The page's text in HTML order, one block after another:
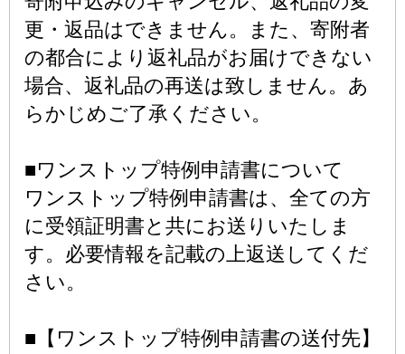
更・返品はできません。また、寄附者
の都合により返礼品がお届けできない
場合、返礼品の再送は致しません。あ
らかじめご了承ください。
■ワンストップ特例申請書について
ワンストップ特例申請書は、全ての方
に受領証明書と共にお送りいたしま
す。必要情報を記載の上返送してくだ
さい。
■【ワンストップ特例申請書の送付先】